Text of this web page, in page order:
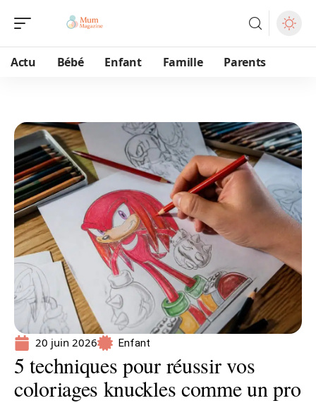
Actu Bébé Enfant Famille Parents
20 juin 2026 Enfant
5 techniques pour réussir vos
coloriages knuckles comme un pro